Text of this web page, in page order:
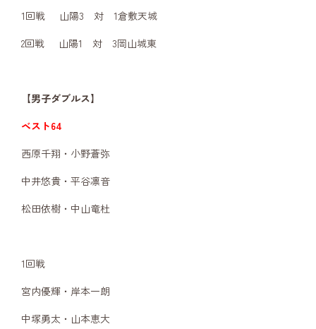
1回戦 山陽3 対 1倉敷天城
2回戦 山陽1 対 3岡山城東
【男子ダブルス】
ベスト64
西原千翔・小野蒼弥
中井悠貴・平谷凛音
松田依樹・中山竜杜
1回戦
宮内優輝・岸本一朗
中塚勇太・山本恵大